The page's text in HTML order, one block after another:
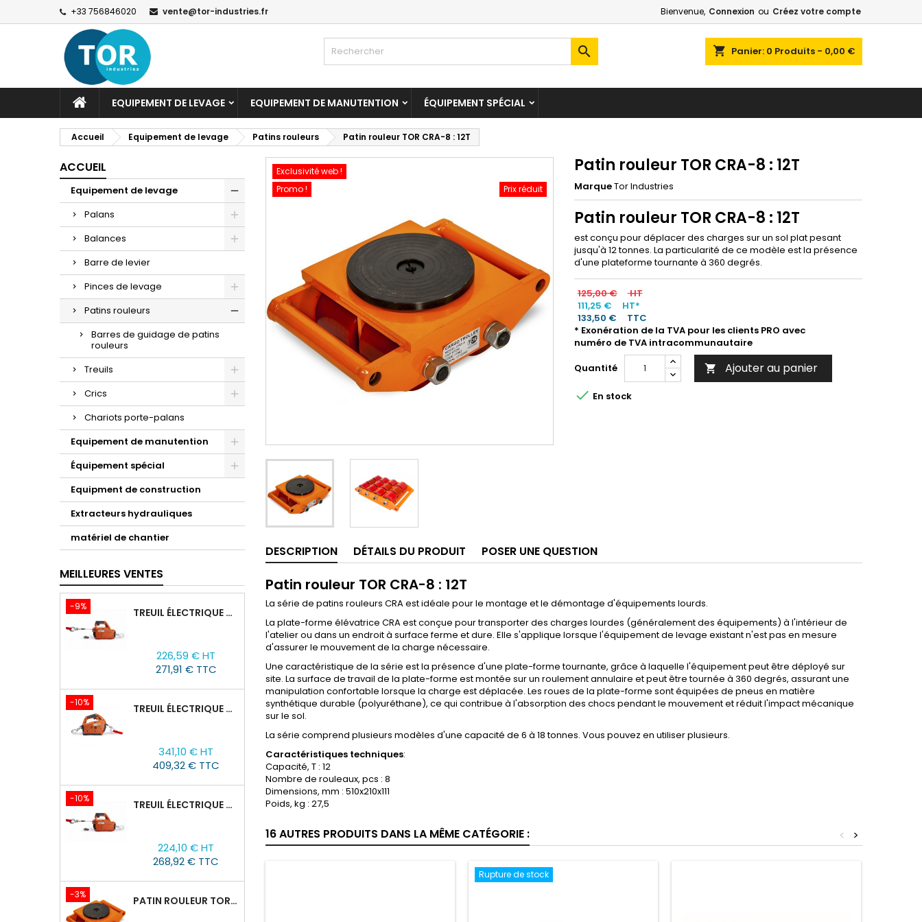
+33 756846020 vente@tor-industries.fr Bienvenue, Connexion ou Créez votre compte
shopping_cart Panier: 0 Produits - 0,00 €

EQUIPEMENT DE LEVAGE EQUIPEMENT DE MANUTENTION ÉQUIPEMENT SPÉCIAL
Accueil Equipement de levage Patins rouleurs Patin rouleur TOR CRA-8 : 12T
ACCUEIL
Equipement de levage
Palans
Balances
Barre de levier
Pinces de levage
Patins rouleurs
Barres de guidage de patins
rouleurs
Treuils
Crics
Chariots porte-palans
Equipement de manutention
Équipement spécial
Equipment de construction
Extracteurs hydrauliques
matériel de chantier
MEILLEURES VENTES
-9% TREUIL ÉLECTRIQUE PORTABLE AVEC TÉLÉCOMMANDE TOR SQ-02-450KG/4.6M
base
226,59 € HT
271,91 € TTC
-10% TREUIL ÉLECTRIQUE PORTABLE À BATTERIE TOR SQ-05-450KG/4.6M
base
341,10 € HT
409,32 € TTC
-10% TREUIL ÉLECTRIQUE PORTABLE AVEC TÉLÉCOMMANDE TOR SQ-04-250KG/8M
base
224,10 € HT
268,92 € TTC
-3% PATIN ROULEUR TOR CRA-4 : 6T
Exclusivité web !
Promo !
Prix réduit
Patin rouleur TOR CRA-8 : 12T
MarqueTor Industries
Patin rouleur TOR CRA-8 : 12T
est conçu pour déplacer des charges sur un sol plat pesant
jusqu'à 12 tonnes. La particularité de ce modèle est la présence
d'une plateforme tournante à 360 degrés.
125,00 €
HT
111,25 €
HT*
133,50 €
TTC
* Exonération de la TVA pour les clients PRO avec
numéro de TVA intracommunautaire
Quantité
 Ajouter au panier
 En stock
DESCRIPTION DÉTAILS DU PRODUIT POSER UNE QUESTION
Patin rouleur TOR CRA-8 : 12T
La série de patins rouleurs CRA est idéale pour le montage et le démontage d'équipements lourds.
La plate-forme élévatrice CRA est conçue pour transporter des charges lourdes (généralement des équipements) à l'intérieur de
l'atelier ou dans un endroit à surface ferme et dure. Elle s'applique lorsque l'équipement de levage existant n'est pas en mesure
d'assurer le mouvement de la charge nécessaire.
Une caractéristique de la série est la présence d'une plate-forme tournante, grâce à laquelle l'équipement peut être déployé sur
site. La surface de travail de la plate-forme est montée sur un roulement annulaire et peut être tournée à 360 degrés, assurant une
manipulation confortable lorsque la charge est déplacée. Les roues de la plate-forme sont équipées de pneus en matière
synthétique durable (polyuréthane), ce qui contribue à l'absorption des chocs pendant le mouvement et réduit l'impact mécanique
sur le sol.
La série comprend plusieurs modèles d'une capacité de 6 à 18 tonnes. Vous pouvez en utiliser plusieurs.
Caractéristiques techniques:
Capacité, T : 12
Nombre de rouleaux, pcs : 8
Dimensions, mm : 510x210x111
Poids, kg : 27,5
16 AUTRES PRODUITS DANS LA MÊME CATÉGORIE : >
<
Rupture de stock